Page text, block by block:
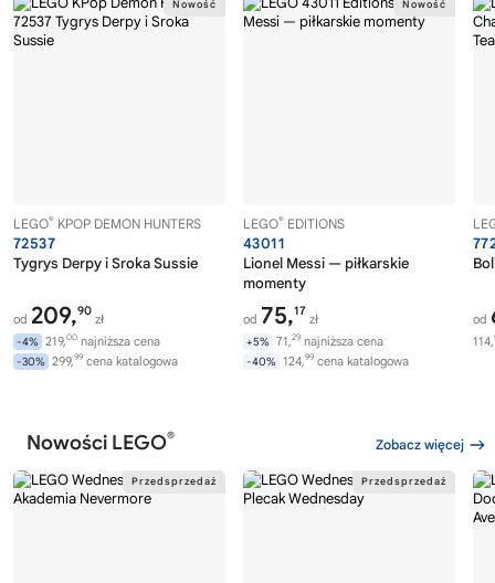
LEGO® KPOP DEMON HUNTERS
72537
Tygrys Derpy i Sroka Sussie
od 209,90
zł
-4% 219,00 najniższa cena
-30% 299,99 cena katalogowa
LEGO® EDITIONS
43011
Lionel Messi — piłkarskie
momenty
od 75,17
zł
+5% 71,29 najniższa cena
-40% 124,99 cena katalogowa
od
114,
Nowości LEGO® Zobacz więcej